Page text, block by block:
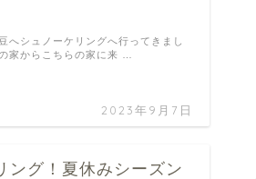
2023年9月7日
へシュノーケリングへ行ってきまし
家からこちらの家に来 …
ング！夏休みシーズン